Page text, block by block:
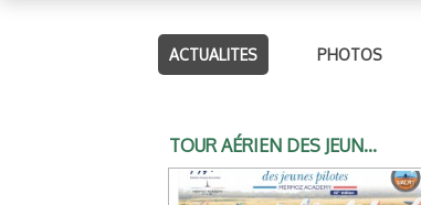
ACTUALITES PHOTOS
TOUR AÉRIEN DES JEUN...